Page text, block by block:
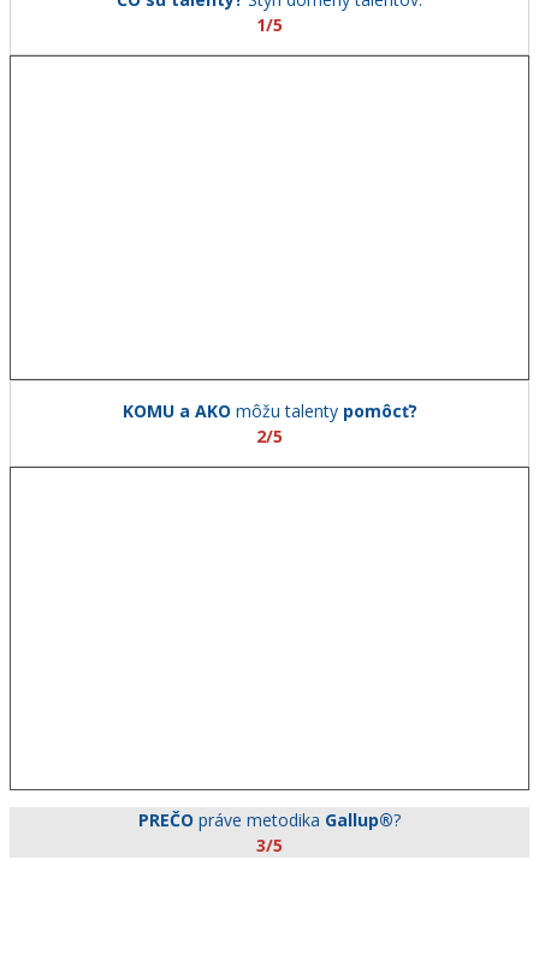
1/5
KOMU a AKO môžu talentypomôcť?
2/5
PREČO práve metodika Gallup®?
3/5